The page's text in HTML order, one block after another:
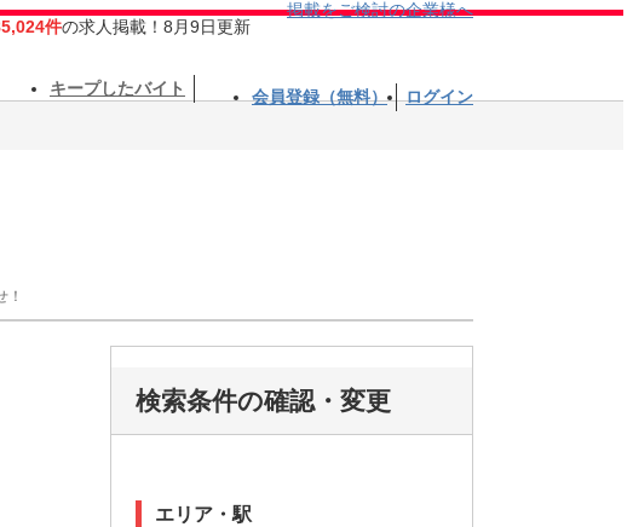
件の求人掲載！8月9日更新
掲載をご検討の企業様へ
キープしたバイト 会員登録（無料） ログイン
検索条件の確認・変更
エリア・駅